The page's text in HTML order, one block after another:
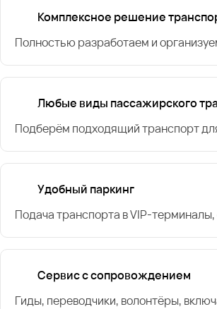
Комплексное решение
Полностью разработаем и
Любые виды пассажирского
Подберём подходящий транспорт
Удобный паркинг
Подача транспорта в VIP-
Сервис с сопровождением
Гиды, переводчики, волонтёры,